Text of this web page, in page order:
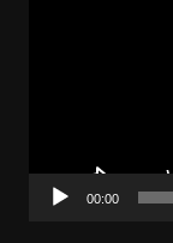
00:00